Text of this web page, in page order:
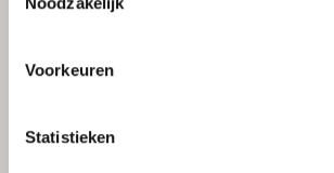
Voorkeuren
Statistieken